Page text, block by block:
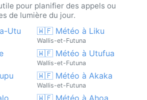
pour planifier des appels ou
de lumière du jour.
Utu 🇼🇫 Météo à Liku
Wallis-et-Futuna
🇼🇫 Météo à Utufua
Wallis-et-Futuna
🇼🇫 Météo à Akaka
Wallis-et-Futuna
🇼🇫 Météo à Ahoa